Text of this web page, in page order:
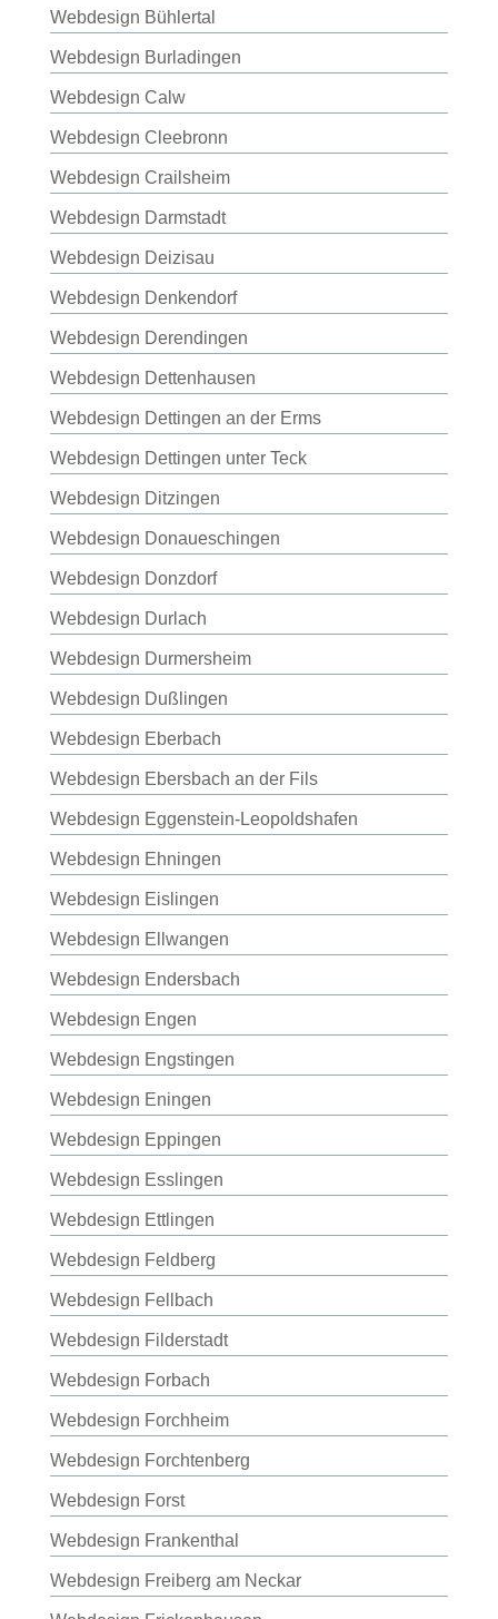
Webdesign Bühlertal
Webdesign Burladingen
Webdesign Calw
Webdesign Cleebronn
Webdesign Crailsheim
Webdesign Darmstadt
Webdesign Deizisau
Webdesign Denkendorf
Webdesign Derendingen
Webdesign Dettenhausen
Webdesign Dettingen an der Erms
Webdesign Dettingen unter Teck
Webdesign Ditzingen
Webdesign Donaueschingen
Webdesign Donzdorf
Webdesign Durlach
Webdesign Durmersheim
Webdesign Dußlingen
Webdesign Eberbach
Webdesign Ebersbach an der Fils
Webdesign Eggenstein-Leopoldshafen
Webdesign Ehningen
Webdesign Eislingen
Webdesign Ellwangen
Webdesign Endersbach
Webdesign Engen
Webdesign Engstingen
Webdesign Eningen
Webdesign Eppingen
Webdesign Esslingen
Webdesign Ettlingen
Webdesign Feldberg
Webdesign Fellbach
Webdesign Filderstadt
Webdesign Forbach
Webdesign Forchheim
Webdesign Forchtenberg
Webdesign Forst
Webdesign Frankenthal
Webdesign Freiberg am Neckar